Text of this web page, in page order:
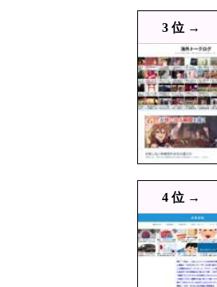
08/07 00:55
08/07 00:50
08/07 00:31
08/07 00:10
08/07 00:10
08/07 00:07
08/07 00:06
08/07 00:00
08/07 00:00
08/07 00:00
3 位 →
4 位 →